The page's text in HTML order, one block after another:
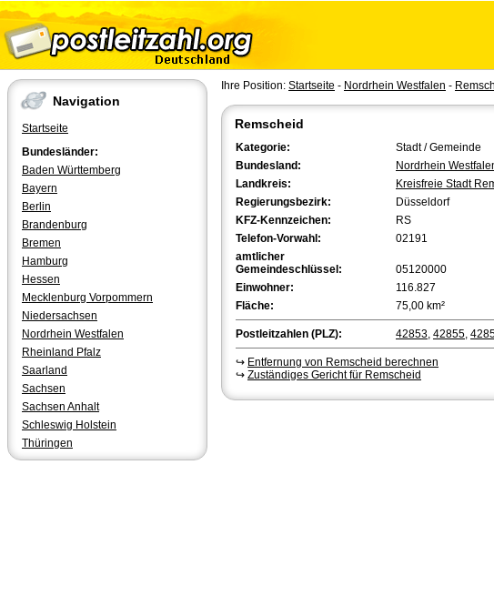
Navigation
Startseite
Bundesländer:
Baden Württemberg
Bayern
Berlin
Brandenburg
Bremen
Hamburg
Hessen
Mecklenburg Vorpommern
Niedersachsen
Nordrhein Westfalen
Rheinland Pfalz
Saarland
Sachsen
Sachsen Anhalt
Schleswig Holstein
Thüringen
Ihre Position: Startseite - Nordrhein Westfalen -
Remscheid
Kategorie:
Stadt / Gemeinde
Bundesland:
Nordrhein
Landkreis:
Kreisfreie Stadt
Regierungsbezirk:
Düsseldorf
KFZ-Kennzeichen:
RS
Telefon-Vorwahl:
02191
amtlicher
Gemeindeschlüssel:
05120000
Einwohner:
116.827
Fläche:
75,00 km²
Postleitzahlen (PLZ): 42853, 42855,
↪ Entfernung von Remscheid berechnen
↪ Zuständiges Gericht für Remscheid